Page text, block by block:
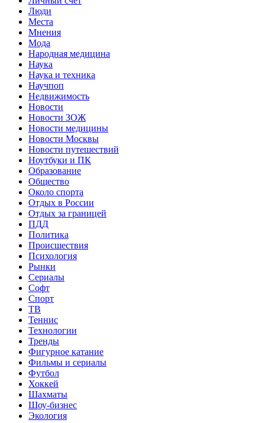
Люди
Места
Мнения
Мода
Народная медицина
Наука
Наука и техника
Научпоп
Недвижимость
Новости
Новости ЗОЖ
Новости медицины
Новости Москвы
Новости путешествий
Ноутбуки и ПК
Образование
Общество
Около спорта
Отдых в России
Отдых за границей
ПДД
Политика
Происшествия
Психология
Рынки
Сериалы
Софт
Спорт
ТВ
Теннис
Технологии
Тренды
Фигурное катание
Фильмы и сериалы
Футбол
Хоккей
Шахматы
Шоу-бизнес
Экология